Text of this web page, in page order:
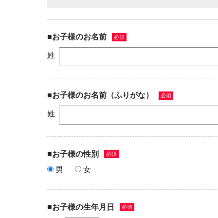
■お子様のお名前 必須
姓
■お子様のお名前（ふりがな） 必須
姓
■お子様の性別 必須
男 女
■お子様の生年月日 必須